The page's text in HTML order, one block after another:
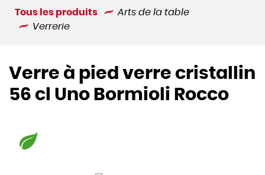
Tous les produits
Arts de la table
Verrerie
Verre à pied verre cristallin
56 cl Uno Bormioli Rocco